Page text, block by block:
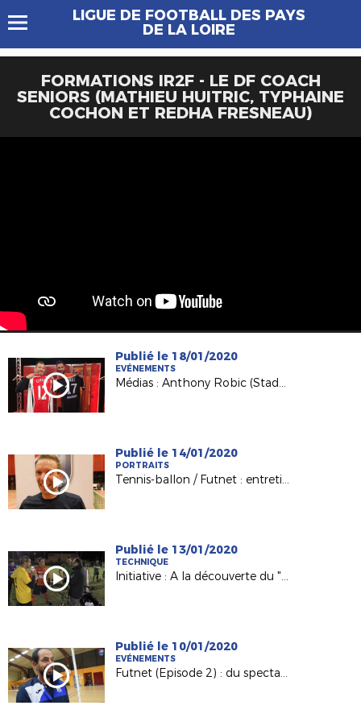
LIGUE DE FOOTBALL DES PAYS
DE LA LOIRE
FORMATIONS IR2F - LE DF COACH
SENIORS (MATHIEU HUITRIC, TYPHAINE
COCHON ET REDHA FRESNEAU)
Publié le 18/01/2020
EVÉNEMENTS
Médias : Anthony Robic (Stade Lavallois) invité de France 3 Pays de la Loire
Publié le 14/01/2020
PORTRAITS
Tennis-ballon / Futnet : entretien avec Vincent Voisinot, joueur et président passionné !
Publié le 13/01/2020
TECHNIQUE
Initiative : A la découverte du "Foot à 8" avec le District de Vendée
Publié le 10/01/2020
EVÉNEMENTS
Futnet (Episode 2) : du spectacle à Nantes avec France / Suisse